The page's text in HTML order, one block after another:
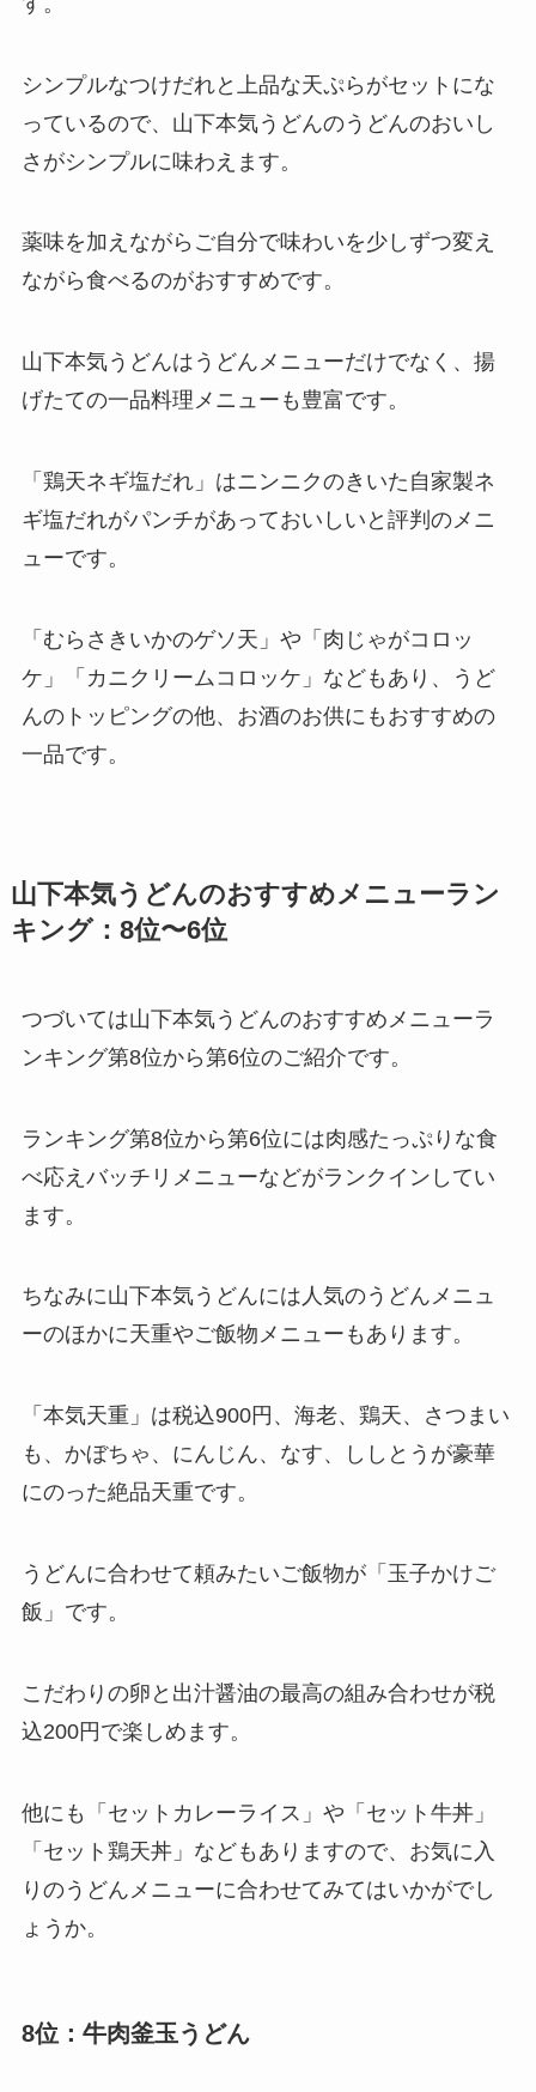
シンプルなつけだれと上品な天ぷらがセットにな
っているので、山下本気うどんのうどんのおいし
さがシンプルに味わえます。
薬味を加えながらご自分で味わいを少しずつ変え
ながら食べるのがおすすめです。
山下本気うどんはうどんメニューだけでなく、揚
げたての一品料理メニューも豊富です。
「鶏天ネギ塩だれ」はニンニクのきいた自家製ネ
ギ塩だれがパンチがあっておいしいと評判のメニ
ューです。
「むらさきいかのゲソ天」や「肉じゃがコロッ
ケ」「カニクリームコロッケ」などもあり、うど
んのトッピングの他、お酒のお供にもおすすめの
一品です。
山下本気うどんのおすすめメニューラン
キング：8位〜6位
つづいては山下本気うどんのおすすめメニューラ
ンキング第8位から第6位のご紹介です。
ランキング第8位から第6位には肉感たっぷりな食
べ応えバッチリメニューなどがランクインしてい
ます。
ちなみに山下本気うどんには人気のうどんメニュ
ーのほかに天重やご飯物メニューもあります。
「本気天重」は税込900円、海老、鶏天、さつまい
も、かぼちゃ、にんじん、なす、ししとうが豪華
にのった絶品天重です。
うどんに合わせて頼みたいご飯物が「玉子かけご
飯」です。
こだわりの卵と出汁醤油の最高の組み合わせが税
込200円で楽しめます。
他にも「セットカレーライス」や「セット牛丼」
「セット鶏天丼」などもありますので、お気に入
りのうどんメニューに合わせてみてはいかがでし
ょうか。
8位：牛肉釜玉うどん